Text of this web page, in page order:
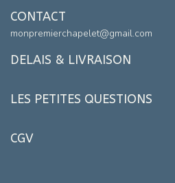
CONTACT
monpremierchapelet@gmail.com
DELAIS & LIVRAISON
LES PETITES QUESTIONS
CGV